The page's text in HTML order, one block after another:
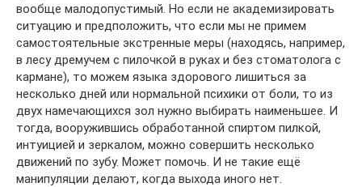
вообще малодопустимый. Но если не академизировать
ситуацию и предположить, что если мы не примем
самостоятельные экстренные меры (находясь, например,
в лесу дремучем с пилочкой в руках и без стоматолога с
кармане), то можем языка здорового лишиться за
несколько дней или нормальной психики от боли, то из
двух намечающихся зол нужно выбирать наименьшее. И
тогда, вооружившись обработанной спиртом пилкой,
интуицией и зеркалом, можно совершить несколько
движений по зубу. Может помочь. И не такие ещё
манипуляции делают, когда выхода иного нет.